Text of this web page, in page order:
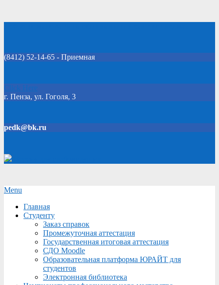
(8412) 52-14-65 - Приемная
Click Here
г. Пенза, ул. Гоголя, 3
pedk@bk.ru
Secondary
Menu
Menu
Главная
Студенту
Заказ справок
Промежуточная аттестация
Государственная итоговая аттестация
СДО Moodle
Образовательная платформа ЮРАЙТ для
студентов
Электронная библиотека